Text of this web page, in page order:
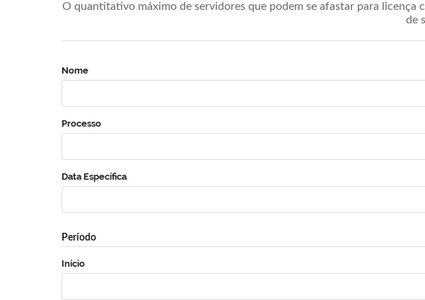
O quantitativo máximo de servidores que podem se afastar para
de
Nome
Processo
Data Específica
Período
Início